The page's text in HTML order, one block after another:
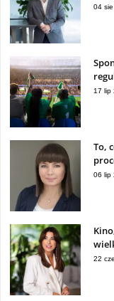
04
17 lip
To,
06 lip
22